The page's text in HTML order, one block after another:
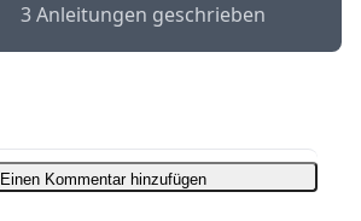
3 Anleitungen geschrieben
Einen Kommentar hinzufügen